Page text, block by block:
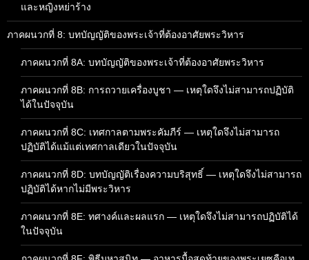
และหญิงหย่าร้าง
ภาคผนวกที่ 8: บทบัญญัติของพระเจ้าที่ต้องอาศัยพระวิหาร
ภาคผนวกที่ 8A: บทบัญญัติของพระเจ้าที่ต้องอาศัยพระวิหาร
ภาคผนวกที่ 8B: การถวายเครื่องบูชา — เหตุใดจึงไม่สามารถปฏิบัติ
ได้ในปัจจุบัน
ภาคผนวกที่ 8C: เทศกาลตามพระคัมภีร์ — เหตุใดจึงไม่สามารถ
ปฏิบัติได้แม้แต่เทศกาลเดียวในปัจจุบัน
ภาคผนวกที่ 8D: บทบัญญัติเรื่องความบริสุทธิ์ — เหตุใดจึงไม่สามารถ
ปฏิบัติได้หากไม่มีพระวิหาร
ภาคผนวกที่ 8E: ทศางค์และผลแรก — เหตุใดจึงไม่สามารถปฏิบัติได้
ในปัจจุบัน